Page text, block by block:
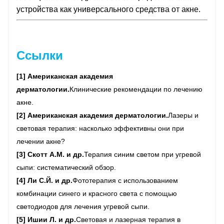
устройства как универсального средства от акне.
Ссылки
[1] Американская академия
дерматологии.Клинические рекомендации по лечению
акне.
[2] Американская академия дерматологии.Лазеры и
световая терапия: насколько эффективны они при
лечении акне?
[3] Скотт А.М. и др.Терапия синим светом при угревой
сыпи: систематический обзор.
[4] Ли С.Й. и др.Фототерапия с использованием
комбинации синего и красного света с помощью
светодиодов для лечения угревой сыпи.
[5] Ишии Л. и др.Световая и лазерная терапия в